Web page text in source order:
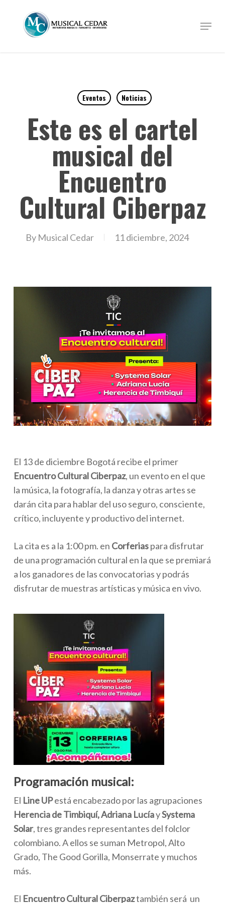
Menu
Eventos Noticias
Este es el cartel
musical del
Encuentro
Cultural Ciberpaz
By Musical Cedar 11 diciembre, 2024
El 13 de diciembre Bogotá recibe el primer
Encuentro Cultural Ciberpaz, un evento en el que
la música, la fotografía, la danza y otras artes se
darán cita para hablar del uso seguro, consciente,
crítico, incluyente y productivo del internet.
La cita es a la 1:00 pm. en Corferiaspara disfrutar
de una programación cultural en la que se premiará
a los ganadores de las convocatorias y podrás
disfrutar de muestras artísticas y música en vivo.
Programación musical:
El Line UPestá encabezado por las agrupaciones
Herencia de Timbiquí, Adriana LucíaySystema
Solar, tres grandes representantes del folclor
colombiano. A ellos se suman Metropol, Alto
Grado, The Good Gorilla, Monserrate y muchos
más.
El Encuentro Cultural Ciberpaztambién será un
Close